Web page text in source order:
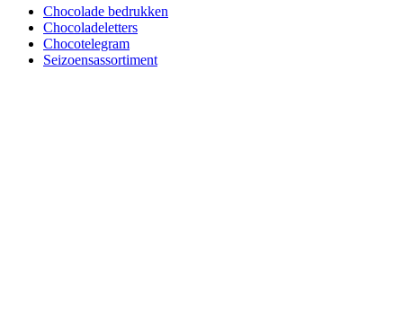
Chocolade bedrukken
Chocoladeletters
Chocotelegram
Seizoensassortiment